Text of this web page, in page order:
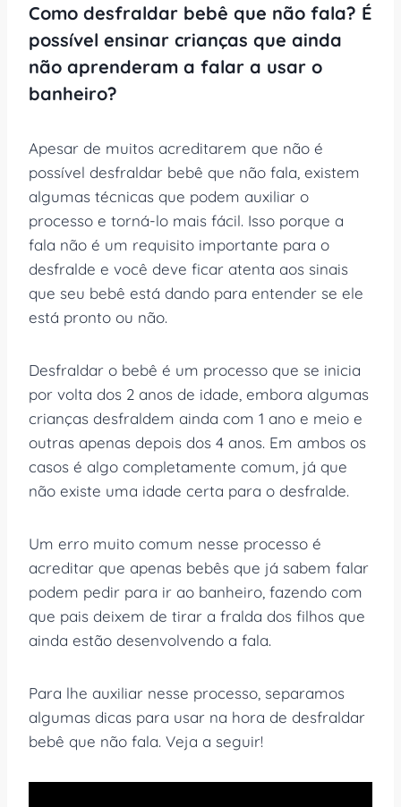
Como desfraldar bebê que não fala? É
possível ensinar crianças que ainda
não aprenderam a falar a usar o
banheiro?
Apesar de muitos acreditarem que não é
possível desfraldar bebê que não fala, existem
algumas técnicas que podem auxiliar o
processo e torná-lo mais fácil. Isso porque a
fala não é um requisito importante para o
desfralde e você deve ficar atenta aos sinais
que seu bebê está dando para entender se ele
está pronto ou não.
Desfraldar o bebê é um processo que se inicia
por volta dos 2 anos de idade, embora algumas
crianças desfraldem ainda com 1 ano e meio e
outras apenas depois dos 4 anos. Em ambos os
casos é algo completamente comum, já que
não existe uma idade certa para o desfralde.
Um erro muito comum nesse processo é
acreditar que apenas bebês que já sabem falar
podem pedir para ir ao banheiro, fazendo com
que pais deixem de tirar a fralda dos filhos que
ainda estão desenvolvendo a fala.
Para lhe auxiliar nesse processo, separamos
algumas dicas para usar na hora de desfraldar
bebê que não fala. Veja a seguir!